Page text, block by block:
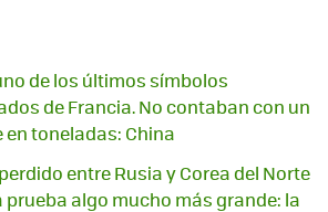
de los últimos símbolos
de Francia. No contaban con un
en toneladas: China
entre Rusia y Corea del Norte
prueba algo mucho más grande: la